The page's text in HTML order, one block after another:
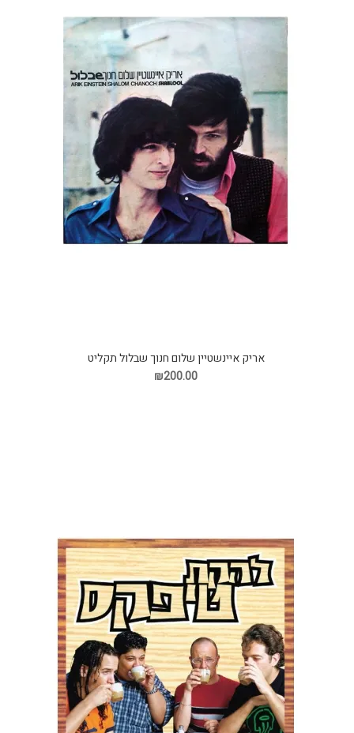
אריק איינשטיין שלום חנוך שבלול תקליט
₪200.00